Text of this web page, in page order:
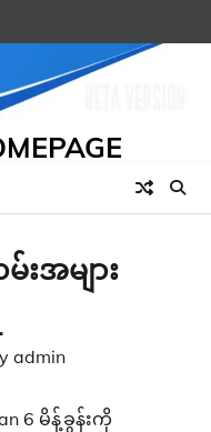
းအများ
admin
6 မိန့်ခွန်းကို